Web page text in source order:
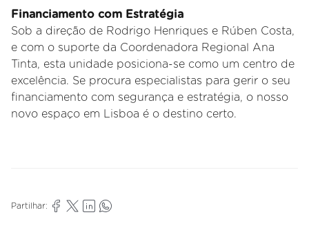
Financiamento com Estratégia
Sob a direção de Rodrigo Henriques e Rúben Costa,
e com o suporte da Coordenadora Regional Ana
Tinta, esta unidade posiciona-se como um centro de
excelência. Se procura especialistas para gerir o seu
financiamento com segurança e estratégia, o nosso
novo espaço em Lisboa é o destino certo.
Partilhar: